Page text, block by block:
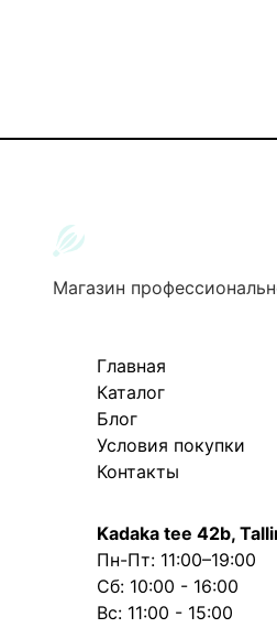
Магазин
Главная
Каталог
Блог
Условия покупки
Контакты
Kadaka tee 42b,
Пн-Пт: 11:00–19:00
Сб: 10:00 - 16:00
Вс: 11:00 - 15:00